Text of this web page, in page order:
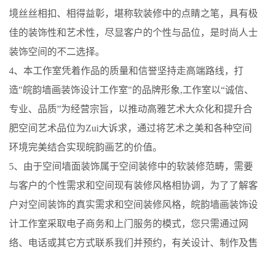
境丝丝相扣、相得益彰，堪称软装修中的点睛之笔，具有极
佳的装饰性和艺术性，尽显客户的个性与品位，是时尚人士
装饰空间的不二选择。
4、本工作室凭着作品的质量和信誉坚持走高端路线，打
造"皖韵墙画装饰设计工作室"的品牌形象,工作室以“诚信、
专业、品质”为经营宗旨，以推动高雅艺术大众化和提升合
肥空间艺术品位为Zui大诉求，通过将艺术之美和各种空间
环境完美结合实现皖韵画艺的价值。
5、由于空间墙面装饰属于空间装修中的软装修范畴，需要
与客户的个性需求和空间现有装修风格相协调，为了了解客
户对空间装饰的真实需求和空间装修风格， 皖韵墙画装饰设
计工作室采取电子商务和上门服务的模式，您只需通过网
络、电话或其它方式联系我们并预约，有关设计、制作及售